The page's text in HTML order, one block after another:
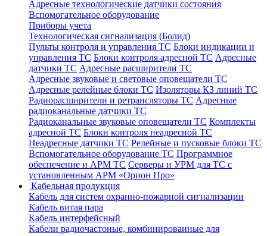
Адресные технологические датчики состояния
Вспомогательное оборудование
Приборы учета
Технологическая сигнализация (Болид)
Пульты контроля и управления ТС Блоки индикации и
управления ТС Блоки контроля адресной ТС Адресные
датчики ТС Адресные расширители ТС
Адресные звуковые и световые оповещатели ТС
Адресные релейные блоки ТС Изоляторы КЗ линий ТС
Радиорасширители и ретрансляторы ТС Адресные
радиоканальные датчики ТС
Радиоканальные звуковые оповещатели ТС Комплекты
адресной ТС Блоки контроля неадресной ТС
Неадресные датчики ТС Релейные и пусковые блоки ТС
Вспомогательное оборудование ТС Программное
обеспечение и АРМ ТС Серверы и УРМ для ТС с
установленным АРМ «Орион Про»
Кабельная продукция
Кабель для систем охранно-пожарной сигнализации
Кабель витая пара
Кабель интерфейсный
Кабели радиочастоные, комбинированные для